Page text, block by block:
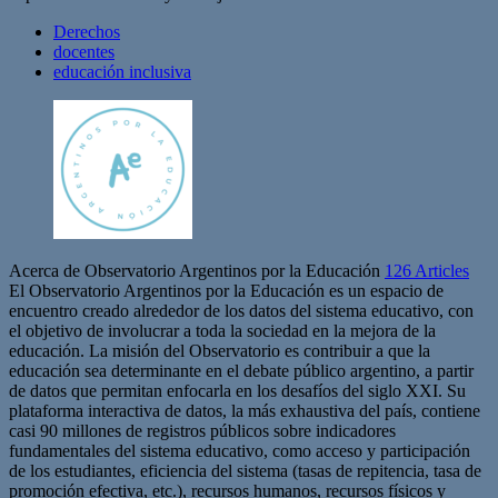
Derechos
docentes
educación inclusiva
Acerca de Observatorio Argentinos por la Educación 126 Articles
El Observatorio Argentinos por la Educación es un espacio de
encuentro creado alrededor de los datos del sistema educativo, con
el objetivo de involucrar a toda la sociedad en la mejora de la
educación. La misión del Observatorio es contribuir a que la
educación sea determinante en el debate público argentino, a partir
de datos que permitan enfocarla en los desafíos del siglo XXI. Su
plataforma interactiva de datos, la más exhaustiva del país, contiene
casi 90 millones de registros públicos sobre indicadores
fundamentales del sistema educativo, como acceso y participación
de los estudiantes, eficiencia del sistema (tasas de repitencia, tasa de
promoción efectiva, etc.), recursos humanos, recursos físicos y